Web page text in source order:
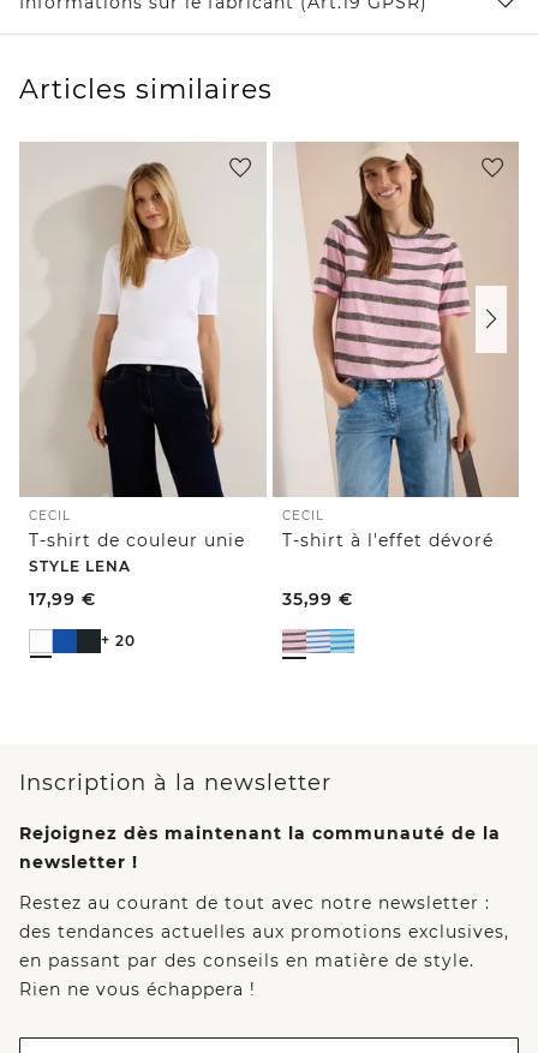
Articles similaires
CECIL
T-shirt de couleur unie
STYLE LENA
17,99 €
+ 20
CECIL
T-shirt à l'effet dévoré
35,99 €
Inscription à la newsletter
Rejoignez dès maintenant la communauté de la
newsletter !
Restez au courant de tout avec notre newsletter :
des tendances actuelles aux promotions exclusives,
en passant par des conseils en matière de style.
Rien ne vous échappera !